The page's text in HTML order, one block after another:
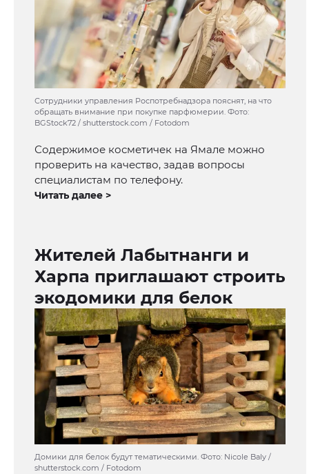
Сотрудники управления Роспотребнадзора пояснят, на что
обращать внимание при покупке парфюмерии. Фото:
BGStock72 / shutterstock.com / Fotodom
Содержимое косметичек на Ямале можно
проверить на качество, задав вопросы
специалистам по телефону.
Читать далее >
Жителей Лабытнанги и
Харпа приглашают строить
экодомики для белок
Домики для белок будут тематическими. Фото: Nicole Baly /
shutterstock.com / Fotodom